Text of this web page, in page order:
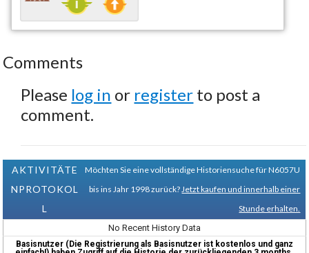
Comments
Please log in or register to post a
comment.
AKTIVITÄTE
NPROTOKOL
L
Möchten Sie eine vollständige Historiensuche für N6057U
bis ins Jahr 1998 zurück?Jetzt kaufen und innerhalb einer
Stunde erhalten.
No Recent History Data
Basisnutzer (Die Registrierung als Basisnutzer ist kostenlos und ganz